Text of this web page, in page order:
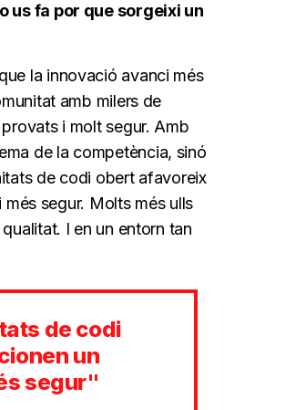
us fa por que sorgeixi un
la innovació avanci més
amb milers de
i molt segur. Amb
de la competència, sinó
de codi obert afavoreix
segur. Molts més ulls
I en un entorn tan
de codi
un
segur"